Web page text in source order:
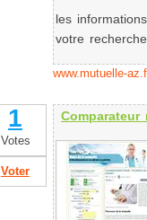
les
votre
www.mutuelle-
1
Votes
Voter